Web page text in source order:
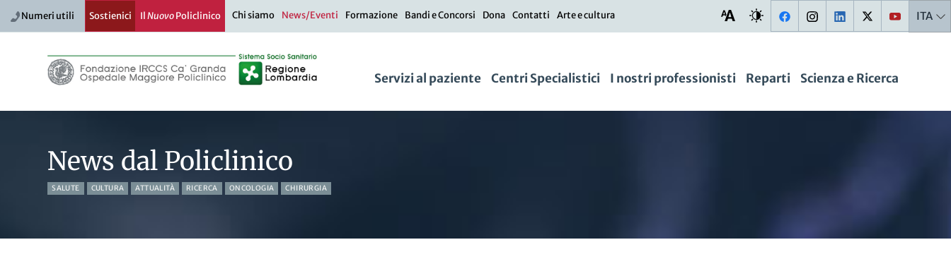
Numeri utili Sostienici IlNuovoPoliclinico Chi siamo News/Eventi Formazione Bandi e Concorsi Dona Contatti Arte e cultura ITA
Servizi al paziente Centri Specialistici I nostri professionisti Reparti Scienza e Ricerca
News dal Policlinico
SALUTE CULTURA ATTUALITÀ RICERCA ONCOLOGIA CHIRURGIA